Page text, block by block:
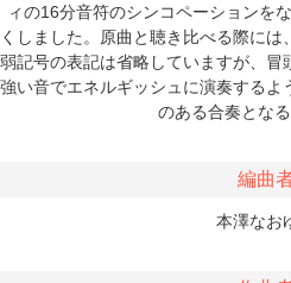
ィの16分音符のシンコペーションを
くしました。原曲と聴き比べる際に
弱記号の表記は省略していますが、
強い音でエネルギッシュに演奏する
のある合奏となる
編曲
本澤なお